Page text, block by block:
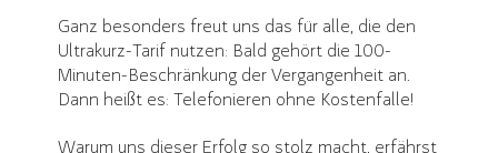
Ganz besonders freut uns das für alle, die den
Ultrakurz-Tarif nutzen: Bald gehört die 100-
Minuten-Beschränkung der Vergangenheit an.
Dann heißt es: Telefonieren ohne Kostenfalle!
Warum uns dieser Erfolg so stolz macht, erfährst